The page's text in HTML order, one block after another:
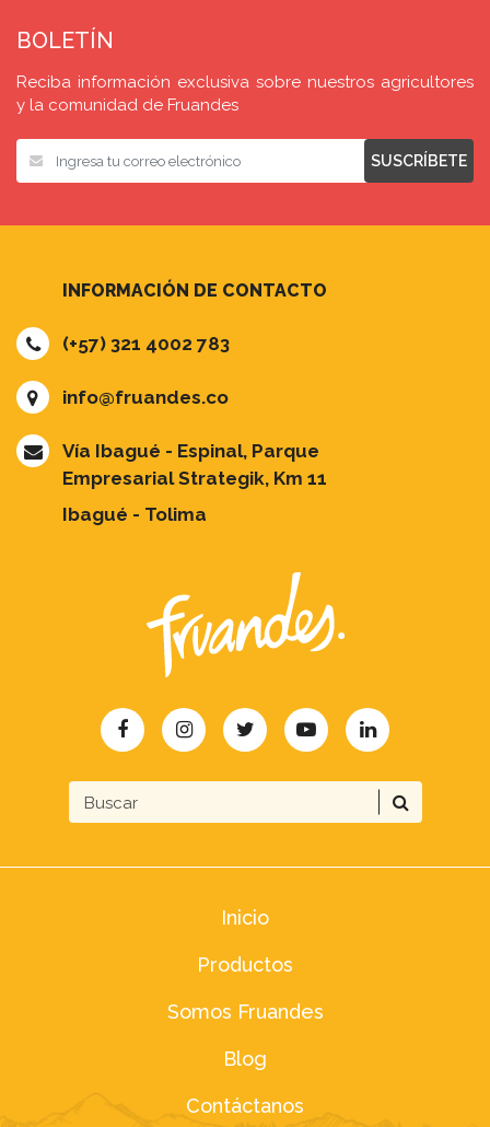
BOLETÍN
Reciba información exclusiva sobre nuestros agricultores
y la comunidad de Fruandes
SUSCRÍBETE
INFORMACIÓN DE CONTACTO
(+57) 321 4002 783
info@fruandes.co
Vía Ibagué - Espinal, Parque
Empresarial Strategik, Km 11
Ibagué - Tolima
Inicio
Productos
Somos Fruandes
Blog
Contáctanos